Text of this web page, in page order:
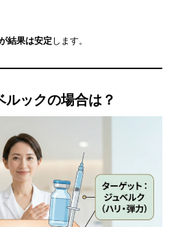
結果は安定 します。
ルックの場合は？